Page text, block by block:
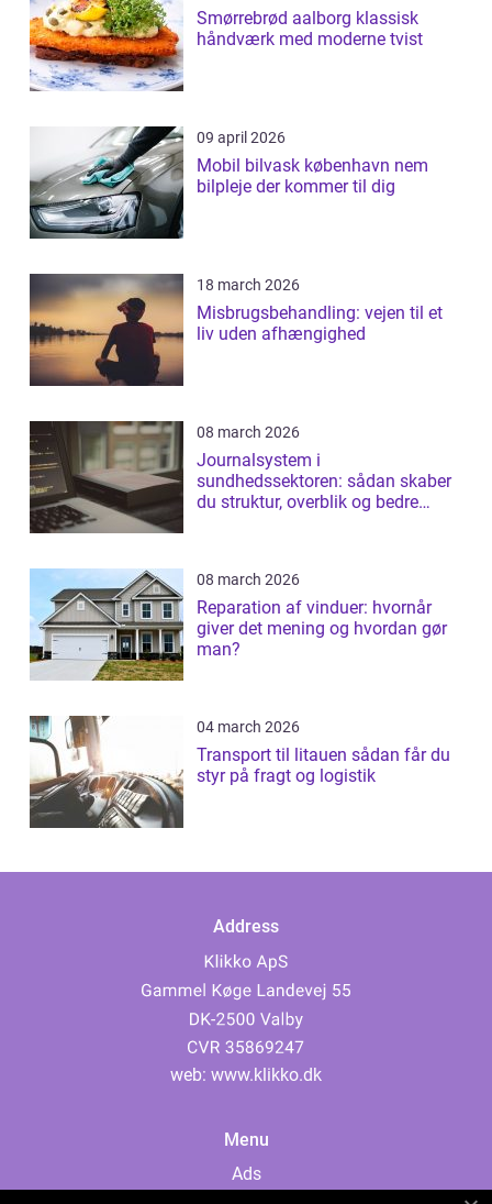
Smørrebrød aalborg klassisk
håndværk med moderne tvist
09 april 2026
Mobil bilvask københavn nem
bilpleje der kommer til dig
18 march 2026
Misbrugsbehandling: vejen til et
liv uden afhængighed
08 march 2026
Journalsystem i
sundhedssektoren: sådan skaber
du struktur, overblik og bedre
08 march 2026
Reparation af vinduer: hvornår
giver det mening og hvordan gør
man?
04 march 2026
Transport til litauen sådan får du
styr på fragt og logistik
Address
web: www.klikko.dk
Menu
Ads